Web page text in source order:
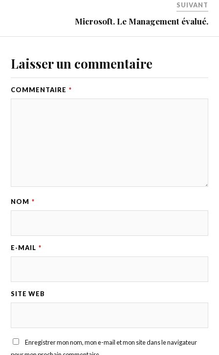
SUIVANT
Microsoft. Le Management évalué.
Laisser un commentaire
COMMENTAIRE *
NOM *
E-MAIL *
SITE WEB
Enregistrer mon nom, mon e-mail et mon site dans le navigateur